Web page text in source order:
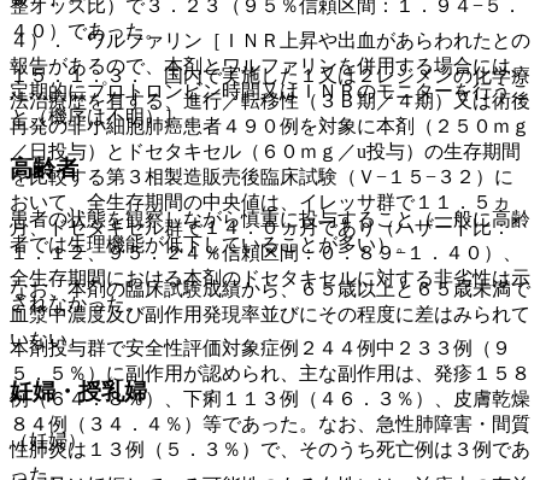
整オッズ比）で３．２３（９５％信頼区間：１．９４−５．
４０）であった。
１５．１．３． 国内で実施した１又は２レジメンの化学療
法治療歴を有する、進行／転移性（３Ｂ期／４期）又は術後
再発の非小細胞肺癌患者４９０例を対象に本剤（２５０ｍｇ
／日投与）とドセタキセル（６０ｍｇ／u投与）の生存期間
を比較する第３相製造販売後臨床試験（Ｖ−１５−３２）に
おいて、全生存期間の中央値は、イレッサ群で１１．５ヵ
月、ドセタキセル群で１４．０ヵ月であり（ハザード比：
１．１２、９５．２４％信頼区間：０．８９−１．４０）、
全生存期間における本剤のドセタキセルに対する非劣性は示
されなかった。
本剤投与群で安全性評価対象症例２４４例中２３３例（９
５．５％）に副作用が認められ、主な副作用は、発疹１５８
例（６４．８％）、下痢１１３例（４６．３％）、皮膚乾燥
８４例（３４．４％）等であった。なお、急性肺障害・間質
性肺炎は１３例（５．３％）で、そのうち死亡例は３例であ
った。
４）． ワルファリン［ＩＮＲ上昇や出血があらわれたとの
報告があるので、本剤とワルファリンを併用する場合には、
定期的にプロトロンビン時間又はＩＮＲのモニターを行うこ
と（機序は不明）］。
高齢者
患者の状態を観察しながら慎重に投与すること（一般に高齢
者では生理機能が低下していることが多い）。
なお、本剤の臨床試験成績から、６５歳以上と６５歳未満で
血漿中濃度及び副作用発現率並びにその程度に差はみられて
いない。
妊婦・授乳婦
（妊婦）